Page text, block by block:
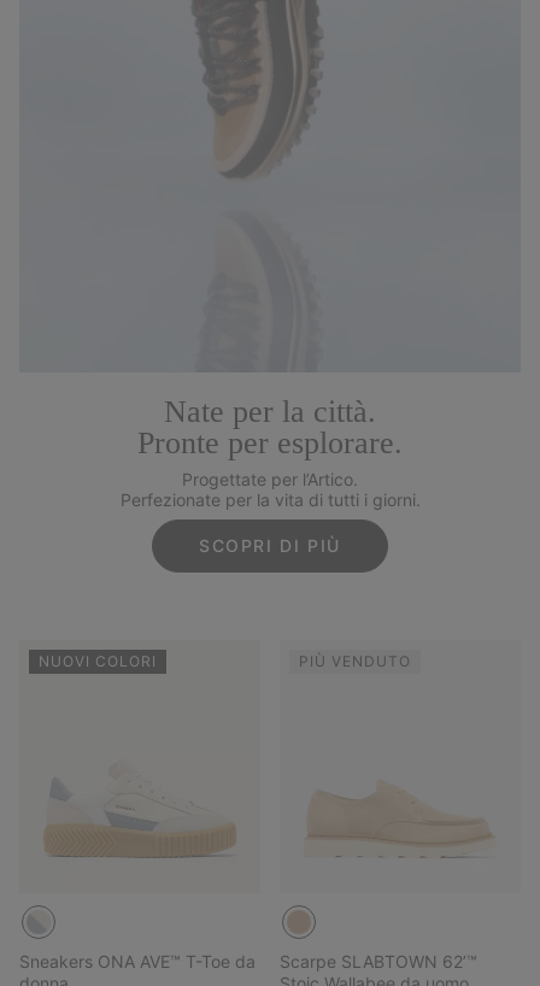
Nate per la città.
Pronte per esplorare.
Progettate per l’Artico.
Perfezionate per la vita di tutti i giorni.
SCOPRI DI PIÙ
NUOVI COLORI
Sneakers ONA AVE™ T-Toe da
PIÙ VENDUTO
Scarpe SLABTOWN 62’™